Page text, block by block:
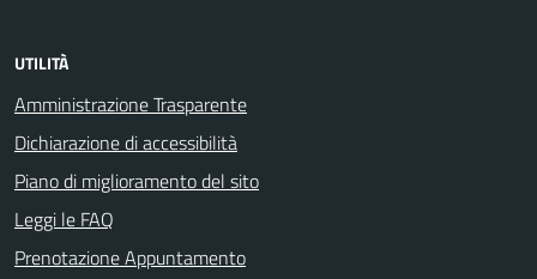
UTILITÀ
Amministrazione Trasparente
Dichiarazione di accessibilità
Piano di miglioramento del sito
Leggi le FAQ
Prenotazione Appuntamento